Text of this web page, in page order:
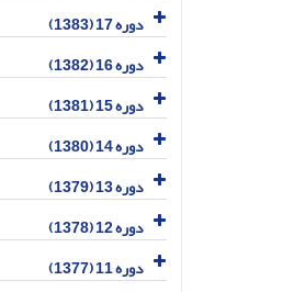
دوره 17 (1383)
دوره 16 (1382)
دوره 15 (1381)
دوره 14 (1380)
دوره 13 (1379)
دوره 12 (1378)
دوره 11 (1377)